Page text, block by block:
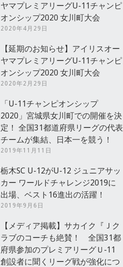
ヤマプレミアリーグU-11チャンピ
オンシップ2020 女川町大会
2020年4月29日
【延期のお知らせ】アイリスオー
ヤマプレミアリーグU-11チャンピ
オンシップ2020 女川町大会
2020年2月29日
「U-11チャンピオンシップ
2020」宮城県女川町での開催を決
定！ 全国31都道府県リーグの代表
チームが集結、日本一を競う！
2019年11月11日
栃木SC U-12がU-12 ジュニアサッ
カー ワールドチャレンジ2019に
出場、ベスト16進出の活躍！
2019年9月6日
【メディア掲載】サカイク『Ｊク
ラブのコーチも絶賛！ 全国31都
府県参加のプレミアリーグＵ‐11
創設者に聞くリーグ戦が強化につ